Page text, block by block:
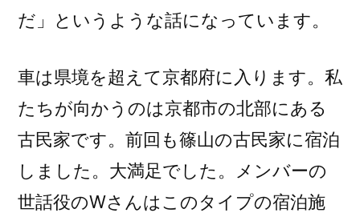
だ」というような話になっています。
車は県境を超えて京都府に入ります。私
たちが向かうのは京都市の北部にある
古民家です。前回も篠山の古民家に宿泊
しました。大満足でした。メンバーの
世話役のWさんはこのタイプの宿泊施